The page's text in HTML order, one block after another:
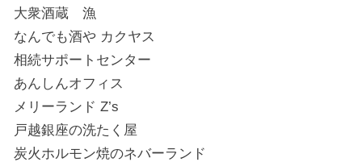
大衆酒蔵 漁
なんでも酒や カクヤス
相続サポートセンター
あんしんオフィス
メリーランド Z’s
戸越銀座の洗たく屋
炭火ホルモン焼のネバーランド